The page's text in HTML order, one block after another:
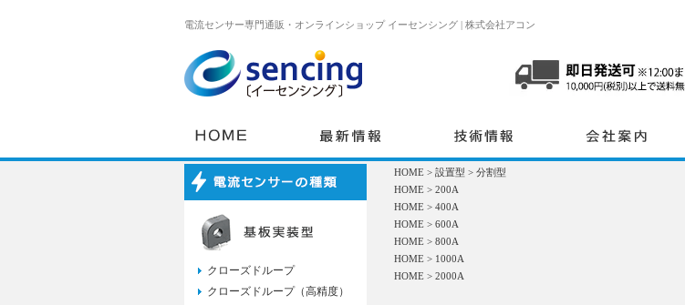
電流センサー専門通販・オンラインショップ イーセンシング | 株式会社アコン
HOME > 設置型 > 分割型
HOME > 200A
HOME > 400A
HOME > 600A
HOME > 800A
HOME > 1000A
HOME > 2000A
クローズドループ
クローズドループ（高精度）